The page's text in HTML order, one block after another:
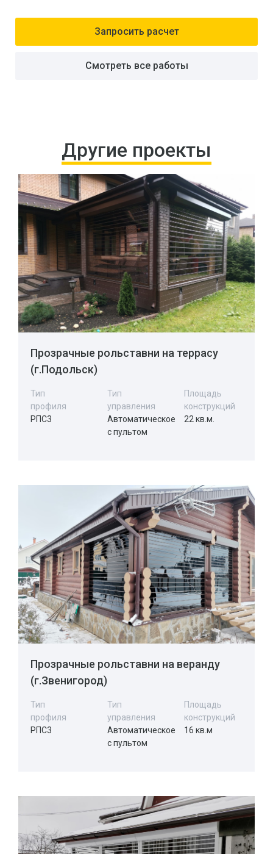
Запросить расчет
Смотреть все работы
Другие проекты
Прозрачные рольставни на террасу
(г.Подольск)
Тип
профиля
Тип
управления
Площадь
конструкций
РПС3
Автоматическое
с пультом
22 кв.м.
Прозрачные рольставни на веранду
(г.Звенигород)
Тип
профиля
Тип
управления
Площадь
конструкций
РПС3
Автоматическое
с пультом
16 кв.м